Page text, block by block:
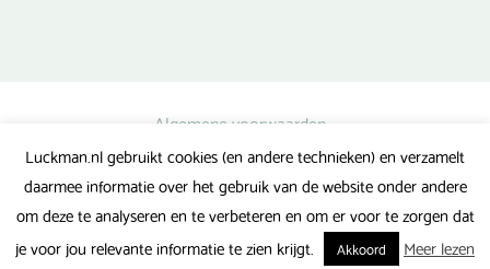
Algemene voorwaarden
Privacy verklaring
Veel gestelde vragen
Luckman.nl gebruikt cookies (en andere technieken) en verzamelt
daarmee informatie over het gebruik van de website onder andere
om deze te analyseren en te verbeteren en om er voor te zorgen dat
je voor jou relevante informatie te zien krijgt.
Akkoord Meer lezen